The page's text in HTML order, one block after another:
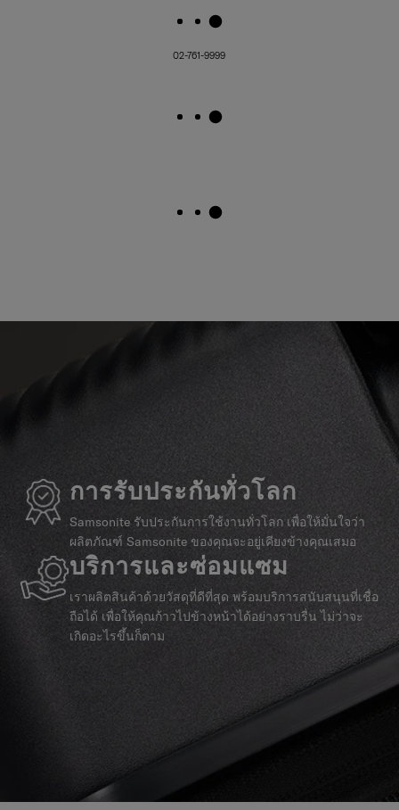
02-761-9999
การรับประกันทั่วโลก
Samsonite รับประกันการใช้งานทั่วโลก เพื่อให้มั่นใจว่า
ผลิตภัณฑ์ Samsonite ของคุณจะอยู่เคียงข้างคุณเสมอ
บริการและซ่อมแซม
เราผลิตสินค้าด้วยวัสดุที่ดีที่สุด พร้อมบริการสนับสนุนที่เชื่อ
ถือได้ เพื่อให้คุณก้าวไปข้างหน้าได้อย่างราบรื่น ไม่ว่าจะ
เกิดอะไรขึ้นก็ตาม